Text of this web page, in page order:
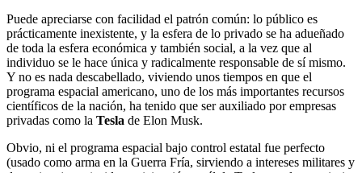
Puede apreciarse con facilidad el patrón común: lo público es
prácticamente inexistente, y la esfera de lo privado se ha adueñado
de toda la esfera económica y también social, a la vez que al
individuo se le hace única y radicalmente responsable de sí mismo.
Y no es nada descabellado, viviendo unos tiempos en que el
programa espacial americano, uno de los más importantes recursos
científicos de la nación, ha tenido que ser auxiliado por empresas
privadas como la Tesla de Elon Musk.
Obvio, ni el programa espacial bajo control estatal fue perfecto
(usado como arma en la Guerra Fría, sirviendo a intereses militares y